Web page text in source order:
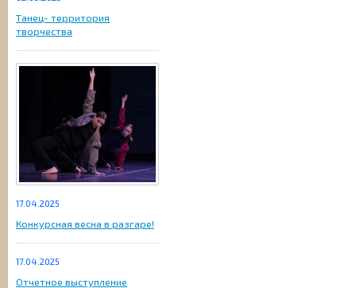
Танец- территория
творчества
17.04.2025
Конкурсная весна в разгаре!
17.04.2025
Отчетное выступление